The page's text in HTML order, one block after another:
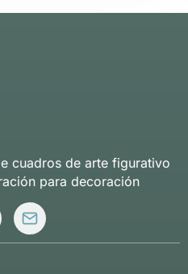
cuadros de arte figurativo
para decoración